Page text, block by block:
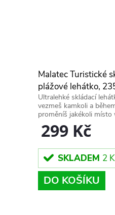
Malatec Turistické
plážové lehátko,
299 Kč
SKLADEM 2
DO KOŠÍKU
Ultralehké skládací
vezmeš kamkoli a
proměníš jakékoli místo
relax zónu.